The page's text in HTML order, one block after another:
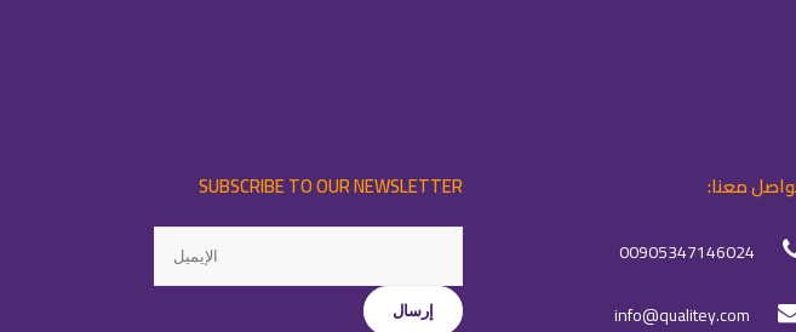
معنا:
00905347146024
info@qualitey.com
SUBSCRIBE TO OUR NEWSLETTER